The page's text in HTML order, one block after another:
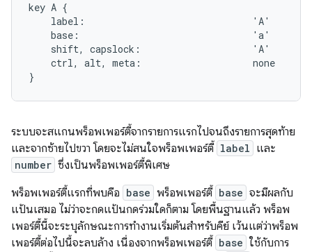
key A {
    label:                              'A'
    base:                               'a'
    shift, capslock:                    'A'
    ctrl, alt, meta:                    none
ระบบจะสแกนพร็อพเพอร์ตี้จากรายการแรกไปจนถึงรายการสุดท้าย
และจากซ้ายไปขวา โดยจะไม่สนใจพร็อพเพอร์ตี้ label และ
number ซึ่งเป็นพร็อพเพอร์ตี้พิเศษ
พร็อพเพอร์ตี้แรกที่พบคือ base พร็อพเพอร์ตี้ base จะมีผลกับ
แป้นเสมอ ไม่ว่าจะกดแป้นกดร่วมใดก็ตาม โดยพื้นฐานแล้ว พร็อพ
เพอร์ตี้นี้จะระบุลักษณะการทํางานเริ่มต้นสําหรับคีย์ เว้นแต่ว่าพร็อพ
เพอร์ตี้ต่อไปนี้จะลบล้าง เนื่องจากพร็อพเพอร์ตี้ base ใช้กับการ